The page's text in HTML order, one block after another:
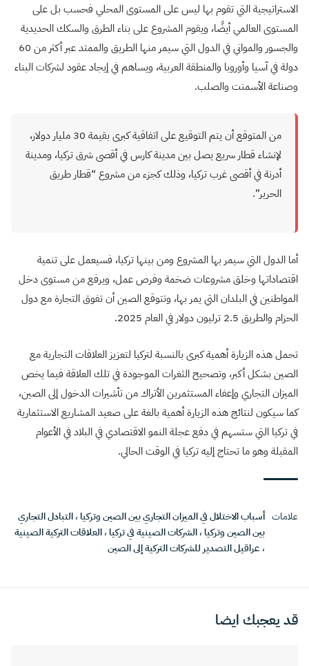
الاستراتيجية التي تقوم بها ليس على المستوى المحلي فحسب بل على
المستوى العالمي أيضًا، ويقوم المشروع على بناء الطرق والسكك الحديدية
والجسور والمواني في الدول التي سيمر منها الطريق والممتد عبر أكثر من 60
دولة في آسيا وأوروبا والمنطقة العربية، ويساهم في إيجاد عقود لشركات البناء
وصناعة الأسمنت والصلب.
من المتوقع أن يتم التوقيع على اتفاقية كبرى بقيمة 30 مليار دولار،
لإنشاء قطار سريع يصل بين مدينة كارس في أقصى شرق تركيا، ومدينة
أدرنة في أقصى غرب تركيا، وذلك كجزء من مشروع “قطار طريق
الحرير”.
أما الدول التي سيمر بها المشروع ومن بينها تركيا، فسيعمل على تنمية
اقتصاداتها وخلق مشروعات ضخمة وفرص عمل، ويرفع من مستوى دخل
المواطنين في البلدان التي يمر بها، وتتوقع الصين أن تفوق التجارة مع دول
الحزام والطريق 2.5 ترليون دولار في العام 2025.
تحمل هذه الزيارة أهمية كبرى بالنسبة لتركيا لتعزيز العلاقات التجارية مع
الصين بشكل أكبر، وتصحيح الثغرات الموجودة في تلك العلاقة فيما يخص
الميزان التجاري وإعفاء المستثمرين الأتراك من تأشيرات الدخول إلى الصين،
كما سيكون لنتائج هذه الزيارة أهمية بالغة على صعيد المشاريع الاستثمارية
في تركيا التي ستسهم في دفع عجلة النمو الاقتصادي في البلاد في الأعوام
المقبلة وهو ما تحتاج إليه تركيا في الوقت الحالي.
علامات أسباب الاختلال في الميزان التجاري بين الصين وتركيا،التبادل التجاري
بين الصين وتركيا،الشركات الصينية في تركيا،العلاقات التركية الصينية
، عراقيل التصدير للشركات التركية إلى الصين
قد يعجبك ايضا